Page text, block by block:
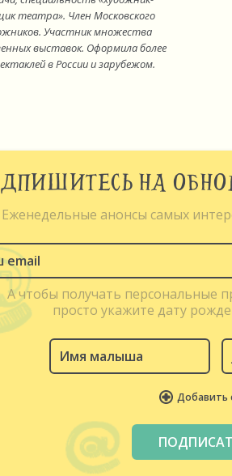
театра». Член Московского
Участник множества
выставок. Оформила более
в России и зарубежом.
НА
Еженедельные анонсы самых
А чтобы получать персональные
просто укажите дату
Добавить